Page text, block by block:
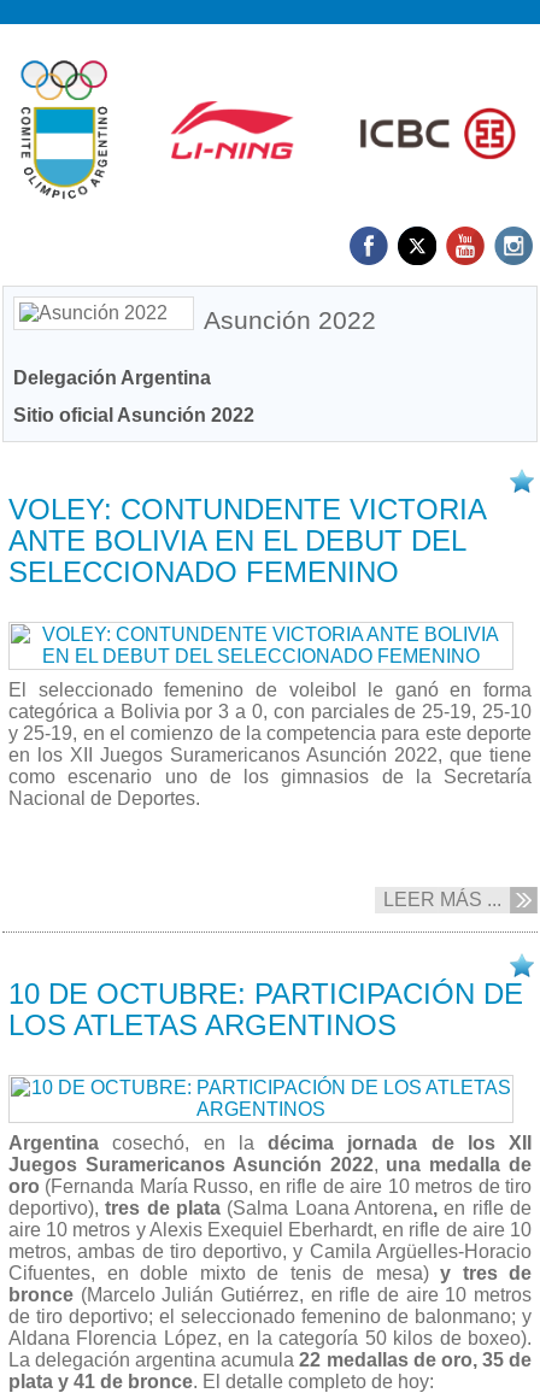
Asunción 2022
Delegación Argentina
Sitio oficial Asunción 2022
VOLEY: CONTUNDENTE VICTORIA
ANTE BOLIVIA EN EL DEBUT DEL
SELECCIONADO FEMENINO
El seleccionado femenino de voleibol le ganó en forma
categórica a Bolivia por 3 a 0, con parciales de 25-19, 25-10
y 25-19, en el comienzo de la competencia para este deporte
en los XII Juegos Suramericanos Asunción 2022, que tiene
como escenario uno de los gimnasios de la Secretaría
Nacional de Deportes.
LEER MÁS ...
10 DE OCTUBRE: PARTICIPACIÓN DE
LOS ATLETAS ARGENTINOS
Argentina cosechó, en la décima jornada de los XII
Juegos Suramericanos Asunción 2022, una medalla de
oro (Fernanda María Russo, en rifle de aire 10 metros de tiro
deportivo),tres de plata (Salma Loana Antorena, en rifle de
aire 10 metros y Alexis Exequiel Eberhardt, en rifle de aire 10
metros, ambas de tiro deportivo, y Camila Argüelles-Horacio
Cifuentes, en doble mixto de tenis de mesa) y tres de
bronce (Marcelo Julián Gutiérrez, en rifle de aire 10 metros
de tiro deportivo; el seleccionado femenino de balonmano; y
Aldana Florencia López, en la categoría 50 kilos de boxeo).
La delegación argentina acumula22 medallas de oro, 35 de
plata y 41 de bronce. El detalle completo de hoy: